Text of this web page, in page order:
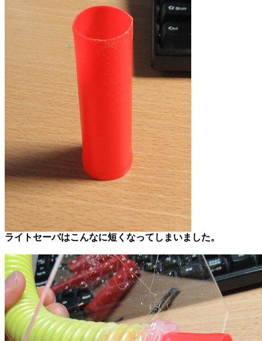
ライトセーバはこんなに短くなってしまいました。